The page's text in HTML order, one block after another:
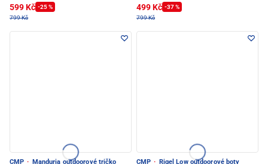
599 Kč -25 %
799 Kč
499 Kč -37 %
799 Kč
CMP ·
Manduria outdoorové tričko
CMP ·
Rigel Low outdoorové boty